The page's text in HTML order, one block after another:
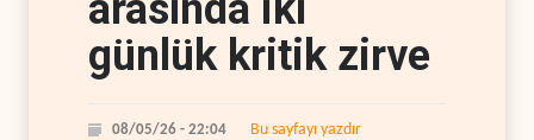
günlük kritik zirve
08/05/26 - 22:04 Bu sayfayı yazdır